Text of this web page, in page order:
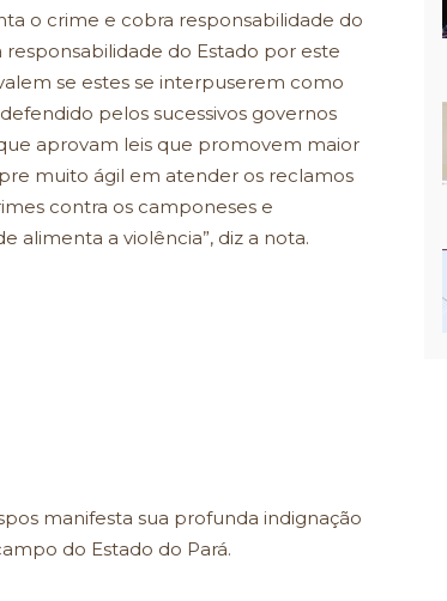
o crime e cobra responsabilidade do
responsabilidade do Estado por este
se estes se interpuserem como
pelos sucessivos governos
aprovam leis que promovem maior
muito ágil em atender os reclamos
contra os camponeses e
alimenta a violência”, diz a nota.
manifesta sua profunda indignação
do Estado do Pará.